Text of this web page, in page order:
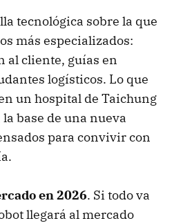
tecnológica sobre la que
más especializados:
al cliente, guías en
logísticos. Lo que
un hospital de Taichung
base de una nueva
para convivir con
en 2026. Si todo va
llegará al mercado